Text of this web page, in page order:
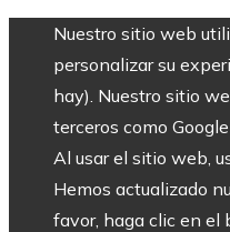
Nuestro sitio web
personalizar su
hay). Nuestro sitio
terceros como
Al usar el sitio web,
Hemos actualizado
favor, haga clic en el